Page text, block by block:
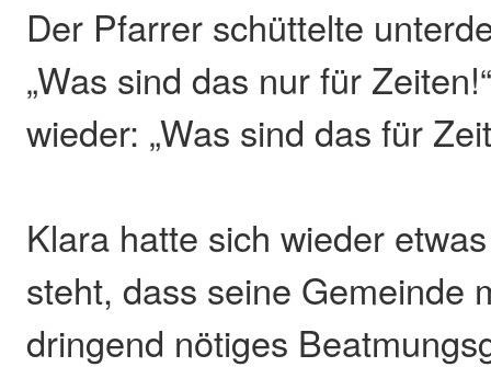
Der Pfarrer schüttelte
„Was sind das nur für
wieder: „Was sind das für
Klara hatte sich wieder
steht, dass seine Gemeinde
dringend nötiges